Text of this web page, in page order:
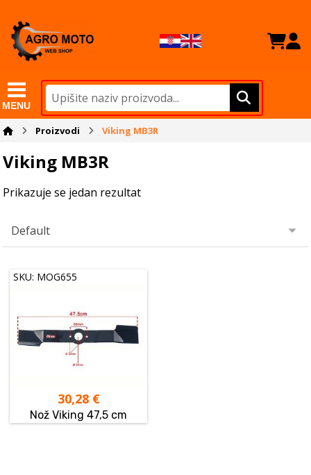
MENU
Proizvodi Viking MB3R
Viking MB3R
Prikazuje se jedan rezultat
SKU: MOG655
30,28 €
Nož Viking 47,5 cm